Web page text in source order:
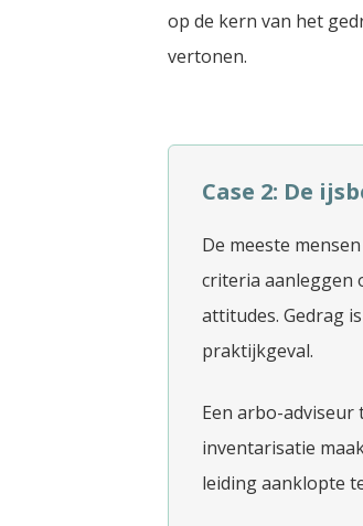
op de kern van het
vertonen.
Case 2: De
De meeste
criteria aanleggen
attitudes. Gedrag
praktijkgeval.
Een arbo-
inventarisatie
leiding aanklopte